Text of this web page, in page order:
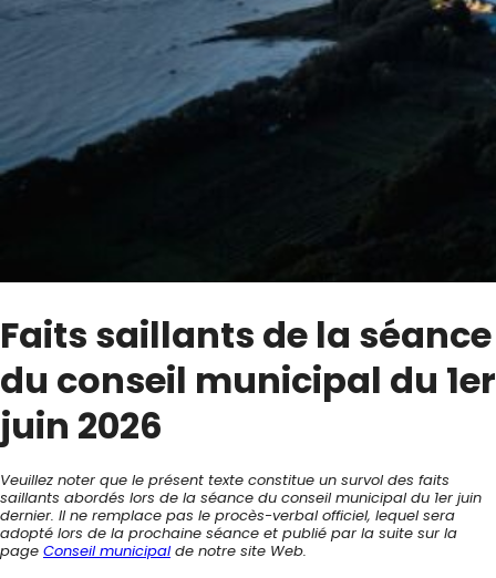
Faits saillants de la séance
du conseil municipal du 1er
juin 2026
Veuillez noter que le présent texte constitue un survol des faits
saillants abordés lors de la séance du conseil municipal du 1er juin
dernier. Il ne remplace pas le procès-verbal officiel, lequel sera
adopté lors de la prochaine séance et publié par la suite sur la
page Conseil municipalde notre site Web.